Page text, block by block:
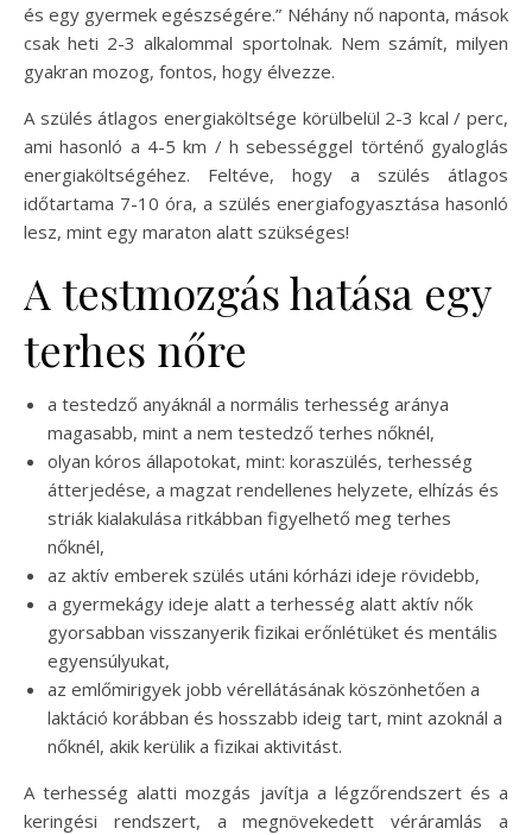
és egy gyermek egészségére.” Néhány nő naponta, mások
csak heti 2-3 alkalommal sportolnak. Nem számít, milyen
gyakran mozog, fontos, hogy élvezze.
A szülés átlagos energiaköltsége körülbelül 2-3 kcal / perc,
ami hasonló a 4-5 km / h sebességgel történő gyaloglás
energiaköltségéhez. Feltéve, hogy a szülés átlagos
időtartama 7-10 óra, a szülés energiafogyasztása hasonló
lesz, mint egy maraton alatt szükséges!
A testmozgás hatása egy
terhes nőre
a testedző anyáknál a normális terhesség aránya
magasabb, mint a nem testedző terhes nőknél,
olyan kóros állapotokat, mint: koraszülés, terhesség
átterjedése, a magzat rendellenes helyzete, elhízás és
striák kialakulása ritkábban figyelhető meg terhes
nőknél,
az aktív emberek szülés utáni kórházi ideje rövidebb,
a gyermekágy ideje alatt a terhesség alatt aktív nők
gyorsabban visszanyerik fizikai erőnlétüket és mentális
egyensúlyukat,
az emlőmirigyek jobb vérellátásának köszönhetően a
laktáció korábban és hosszabb ideig tart, mint azoknál a
nőknél, akik kerülik a fizikai aktivitást.
A terhesség alatti mozgás javítja a légzőrendszert és a
keringési rendszert, a megnövekedett véráramlás a